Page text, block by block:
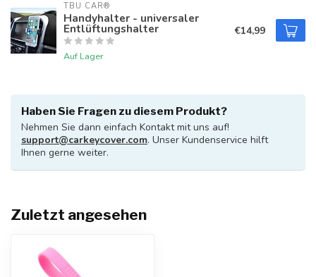
TBU CAR®
Handyhalter - universaler
Entlüftungshalter
Auf Lager
€14,99
Haben Sie Fragen zu diesem Produkt?
Nehmen Sie dann einfach Kontakt mit uns auf!
support@carkeycover.com. Unser Kundenservice hilft
Ihnen gerne weiter.
Zuletzt angesehen